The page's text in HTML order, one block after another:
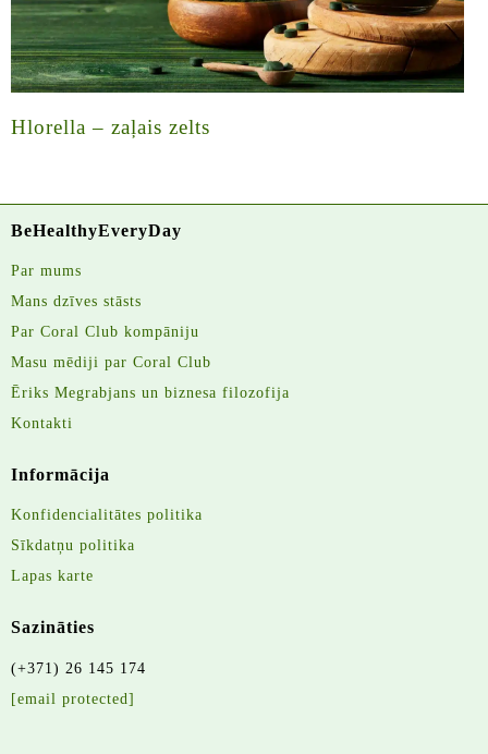
Hlorella – zaļais zelts
BeHealthyEveryDay
Par mums
Mans dzīves stāsts
Par Coral Club kompāniju
Masu mēdiji par Coral Club
Ēriks Megrabjans un biznesa filozofija
Kontakti
Informācija
Konfidencialitātes politika
Sīkdatņu politika
Lapas karte
Sazināties
(+371) 26 145 174
[email protected]